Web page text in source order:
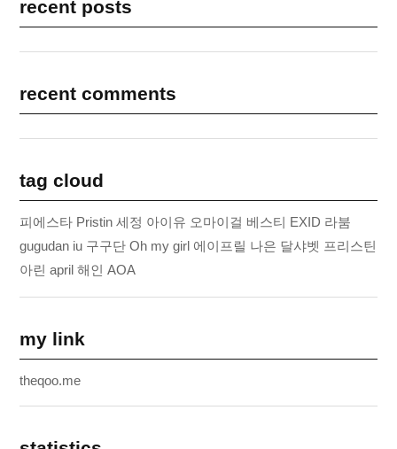
recent posts
recent comments
tag cloud
피에스타 Pristin 세정 아이유 오마이걸 베스티 EXID 라붐
gugudan iu 구구단 Oh my girl 에이프릴 나은 달샤벳 프리스틴
아린 april 해인 AOA
my link
theqoo.me